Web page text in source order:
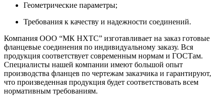
Геометрические параметры;
Требования к качеству и надежности соединений.
Компания ООО “МК НХТС” изготавливает на заказ готовые
фланцевые соединения по индивидуальному заказу. Вся
продукция соответствует современным нормам и ГОСТам.
Специалисты нашей компании имеют большой опыт
производства фланцев по чертежам заказчика и гарантируют,
что произведенная продукция будет соответствовать всем
нормативным требованиям.